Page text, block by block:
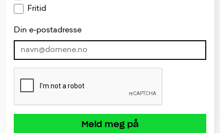
Fritid
Din e-postadresse
Meld meg på